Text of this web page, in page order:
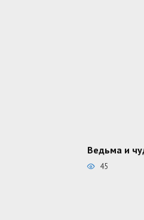
Ведьма и
45